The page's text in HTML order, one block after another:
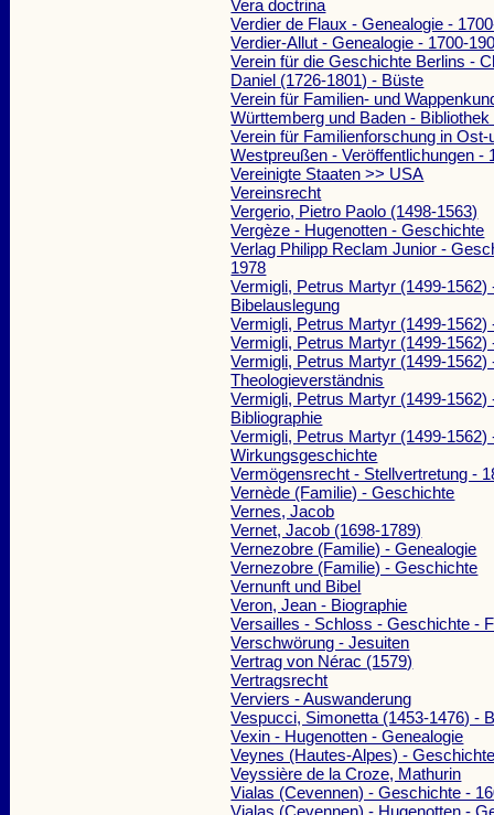
Vera doctrina
Verdier de Flaux - Genealogie -
Verdier-Allut - Genealogie - 1700-
Verein für die Geschichte Berlins -
Daniel (1726-1801) - Büste
Verein für Familien- und
Württemberg und Baden -
Verein für Familienforschung in Ost-
Westpreußen - Veröffentlichungen -
Vereinigte Staaten >> USA
Vereinsrecht
Vergerio, Pietro Paolo (1498-1563)
Vergèze - Hugenotten - Geschichte
Verlag Philipp Reclam Junior -
1978
Vermigli, Petrus Martyr (1499-1562)
Bibelauslegung
Vermigli, Petrus Martyr (1499-1562)
Vermigli, Petrus Martyr (1499-1562)
Vermigli, Petrus Martyr (1499-1562)
Theologieverständnis
Vermigli, Petrus Martyr (1499-1562)
Bibliographie
Vermigli, Petrus Martyr (1499-1562)
Wirkungsgeschichte
Vermögensrecht - Stellvertretung -
Vernède (Familie) - Geschichte
Vernes, Jacob
Vernet, Jacob (1698-1789)
Vernezobre (Familie) - Genealogie
Vernezobre (Familie) - Geschichte
Vernunft und Bibel
Veron, Jean - Biographie
Versailles - Schloss - Geschichte -
Verschwörung - Jesuiten
Vertrag von Nérac (1579)
Vertragsrecht
Verviers - Auswanderung
Vespucci, Simonetta (1453-1476) -
Vexin - Hugenotten - Genealogie
Veynes (Hautes-Alpes) -
Veyssière de la Croze, Mathurin
Vialas (Cevennen) - Geschichte -
Vialas (Cevennen) - Hugenotten -